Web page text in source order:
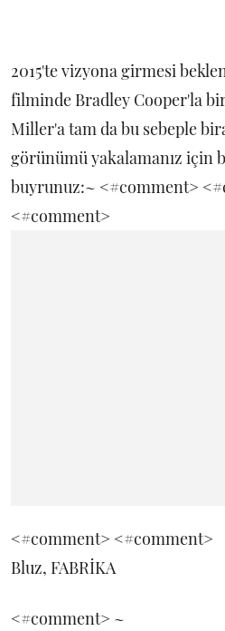
2015'te vizyona girmesi
filminde Bradley Cooper'la
Miller'a tam da bu sebeple
görünümü yakalamanız için
buyrunuz:~ <#comment>
<#comment>
<#comment> <#comment>
Bluz, FABRİKA
<#comment> ~